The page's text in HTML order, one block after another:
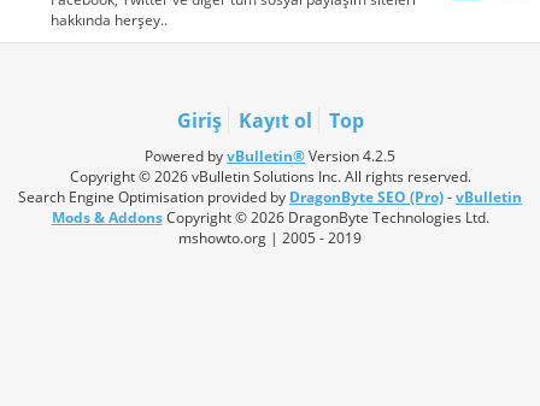
hakkında herşey..
Giriş Kayıt ol Top
Powered byvBulletin®Version 4.2.5
Copyright © 2026 vBulletin Solutions Inc. All rights reserved.
Search Engine Optimisation provided by DragonByte SEO (Pro)-vBulletin
Mods & AddonsCopyright © 2026 DragonByte Technologies Ltd.
mshowto.org | 2005 - 2019